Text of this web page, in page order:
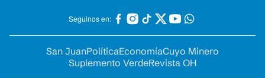
Seguinos en:
San JuanPolíticaEconomíaCuyo Minero
Suplemento VerdeRevista OH